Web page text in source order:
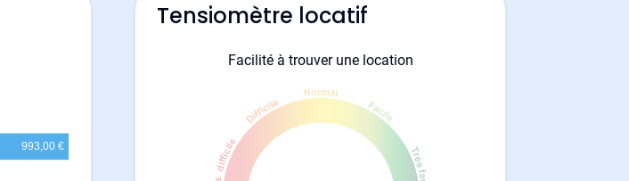
Tensiomètre locatif
Facilité à trouver une location